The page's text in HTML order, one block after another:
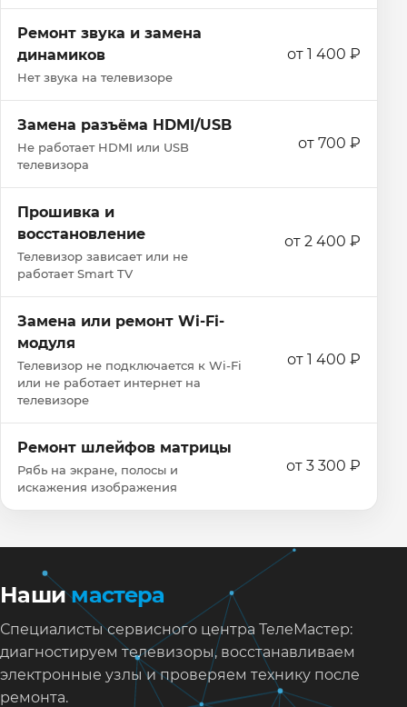
Ремонт звука и замена
динамиков
Нет звука на телевизоре
от 1 400 ₽
Замена разъёма HDMI/USB
Не работает HDMI или USB
телевизора
от 700 ₽
Прошивка и
восстановление
Телевизор зависает или не
работает Smart TV
от 2 400 ₽
Замена или ремонт Wi‑Fi-
модуля
Телевизор не подключается к Wi‑Fi
или не работает интернет на
телевизоре
от 1 400 ₽
Ремонт шлейфов матрицы
Рябь на экране, полосы и
искажения изображения
от 3 300 ₽
Нашимастера
Специалисты сервисного центра ТелеМастер:
диагностируем телевизоры, восстанавливаем
электронные узлы и проверяем технику после
ремонта.